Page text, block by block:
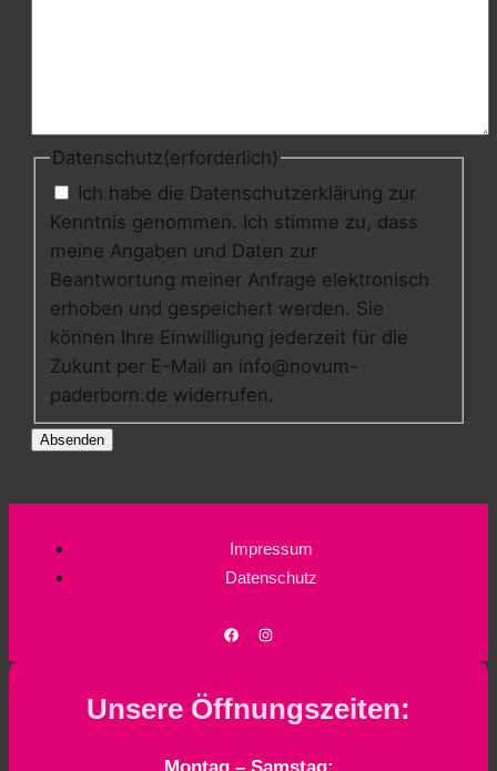
Datenschutz(erforderlich)
Ich habe die Datenschutzerklärung zur
Kenntnis genommen. Ich stimme zu, dass
meine Angaben und Daten zur
Beantwortung meiner Anfrage elektronisch
erhoben und gespeichert werden. Sie
können Ihre Einwilligung jederzeit für die
Zukunt per E-Mail an info@novum-
paderborn.de widerrufen.
Impressum
Datenschutz
Unsere Öffnungszeiten: